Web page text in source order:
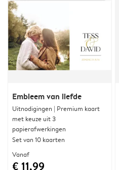
Embleem van liefde
Uitnodigingen | Premium kaart
met keuze uit 3
papierafwerkingen
Set van 10 kaarten
Vanaf
€ 11,99